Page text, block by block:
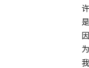
许
是
因
为
我